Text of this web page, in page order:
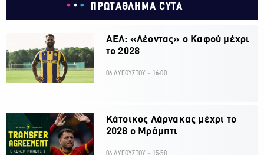
ΠΡΩΤΑΘΛΗΜΑ CYTA
ΑΕΛ: «Λέοντας» ο Καφού μέχρι
το 2028
06 ΑΥΓΟΥΣΤΟΥ - 16:00
Κάτοικος Λάρνακας μέχρι το
2028 ο Μράμπτι